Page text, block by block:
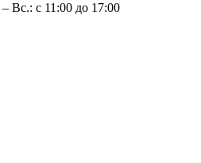
Вс.: с 11:00 до 17:00